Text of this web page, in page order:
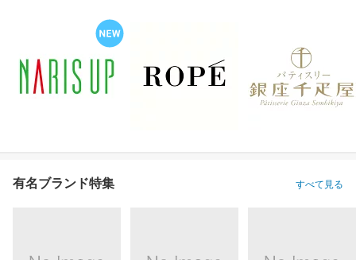
有名ブランド特集 すべて見る